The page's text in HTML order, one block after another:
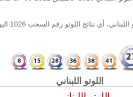
اللوتو اللبناني